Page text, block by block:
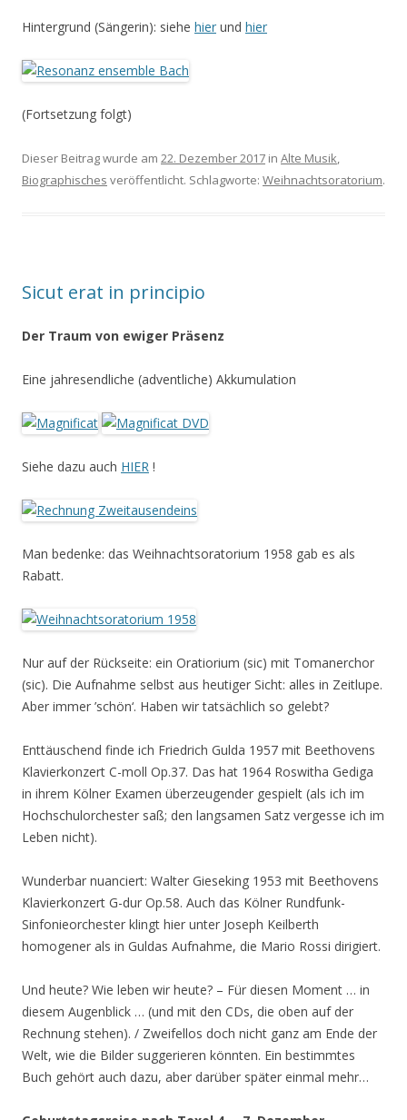
Hintergrund (Sängerin): siehe hier und hier
(Fortsetzung folgt)
Dieser Beitrag wurde am 22. Dezember 2017 in Alte Musik,
Biographisches veröffentlicht. Schlagworte: Weihnachtsoratorium.
Sicut erat in principio
Der Traum von ewiger Präsenz
Eine jahresendliche (adventliche) Akkumulation
Siehe dazu auch HIER !
Man bedenke: das Weihnachtsoratorium 1958 gab es als
Rabatt.
Nur auf der Rückseite: ein Oratiorium (sic) mit Tomanerchor
(sic). Die Aufnahme selbst aus heutiger Sicht: alles in Zeitlupe.
Aber immer ’schön‘. Haben wir tatsächlich so gelebt?
Enttäuschend finde ich Friedrich Gulda 1957 mit Beethovens
Klavierkonzert C-moll Op.37. Das hat 1964 Roswitha Gediga
in ihrem Kölner Examen überzeugender gespielt (als ich im
Hochschulorchester saß; den langsamen Satz vergesse ich im
Leben nicht).
Wunderbar nuanciert: Walter Gieseking 1953 mit Beethovens
Klavierkonzert G-dur Op.58. Auch das Kölner Rundfunk-
Sinfonieorchester klingt hier unter Joseph Keilberth
homogener als in Guldas Aufnahme, die Mario Rossi dirigiert.
Und heute? Wie leben wir heute? – Für diesen Moment … in
diesem Augenblick … (und mit den CDs, die oben auf der
Rechnung stehen). / Zweifellos doch nicht ganz am Ende der
Welt, wie die Bilder suggerieren könnten. Ein bestimmtes
Buch gehört auch dazu, aber darüber später einmal mehr…